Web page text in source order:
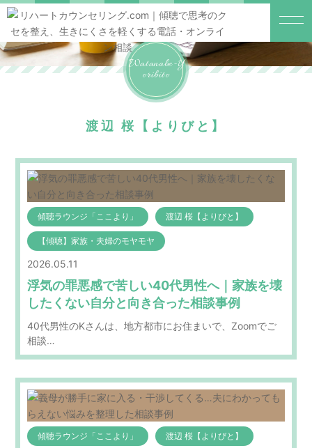
Watanabe-Y
Oribito
渡辺 桜【よりびと】
傾聴ラウンジ「ここより」 渡辺 桜【よりびと】
【傾聴】家族・夫婦のモヤモヤ
2026.05.11
浮気の罪悪感で苦しい40代男性へ｜家族を壊
したくない自分と向き合った相談事例
40代男性のKさんは、地方都市にお住まいで、Zoomでご
相談…
傾聴ラウンジ「ここより」 渡辺 桜【よりびと】